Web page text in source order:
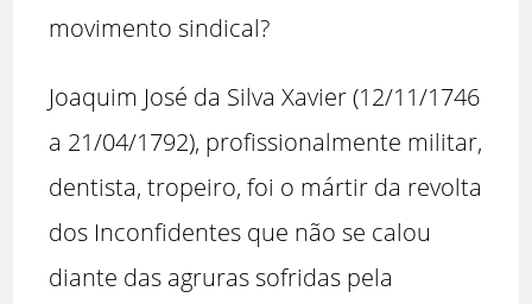
movimento sindical?
Joaquim José da Silva Xavier (12/11/1746
a 21/04/1792), profissionalmente militar,
dentista, tropeiro, foi o mártir da revolta
dos Inconfidentes que não se calou
diante das agruras sofridas pela